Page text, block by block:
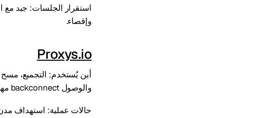
وإقصاء.
Proxys.io
والوصول backconnect مهمًا.